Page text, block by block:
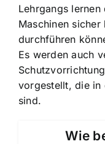
Lehrgangs lernen
Maschinen
durchführen
Es werden auch
vorgestellt, die in
sind.
Wie